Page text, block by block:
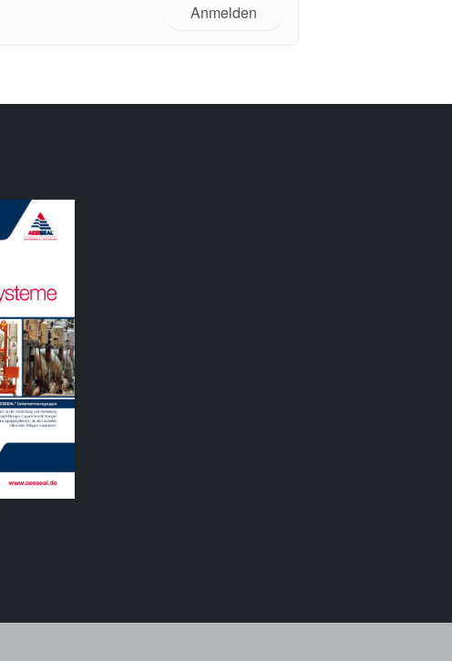
Anmelden